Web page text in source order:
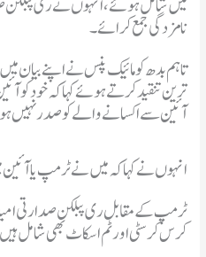
میں شامل ہوئے، انہوں نے ری پبلکن
نامزدگی جمع کرا ئے۔
تاہم بدھ کو مائیک پنس نے اپنے بیان
ترین تنقیدکرتے ہوئے کہا کہ خود
آئین سے اکسانے والے کو صدر نہیں
انہوں نے کہا کہ میں نے ٹرمپ یا آئین
ٹرمپ کے مقابل ری پبلکن صدارتی
کرس کرسٹی اور ٹم اسکاٹ بھی شامل